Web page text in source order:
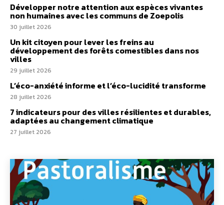
Développer notre attention aux espèces vivantes
non humaines avec les communs de Zoepolis
30 juillet 2026
Un kit citoyen pour lever les freins au
développement des forêts comestibles dans nos
villes
29 juillet 2026
L’éco-anxiété informe et l’éco-lucidité transforme
28 juillet 2026
7 indicateurs pour des villes résilientes et durables,
adaptées au changement climatique
27 juillet 2026